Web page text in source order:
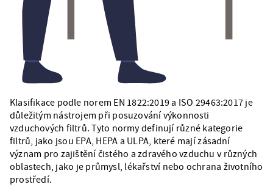
Klasifikace podle norem EN 1822:2019 a ISO 29463:2017 je
důležitým nástrojem při posuzování výkonnosti
vzduchových filtrů. Tyto normy definují různé kategorie
filtrů, jako jsou EPA, HEPA a ULPA, které mají zásadní
význam pro zajištění čistého a zdravého vzduchu v různých
oblastech, jako je průmysl, lékařství nebo ochrana životního
prostředí.